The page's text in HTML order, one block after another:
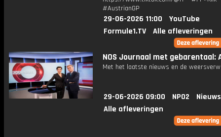
#AustrianGP
29-06-2026 11:00
YouTube
Formule1.TV
Alle afleveringen
NOS Journaal met gebarentaal:
Met het laatste nieuws en de
29-06-2026 09:00 NPO2
Alle afleveringen